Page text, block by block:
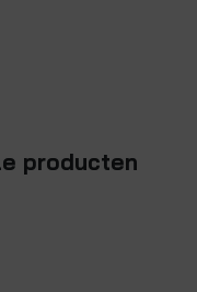
producten